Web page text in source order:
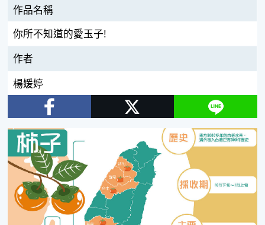
Facebook
作品名稱
你所不知道的愛玉子!
作者
楊媛婷